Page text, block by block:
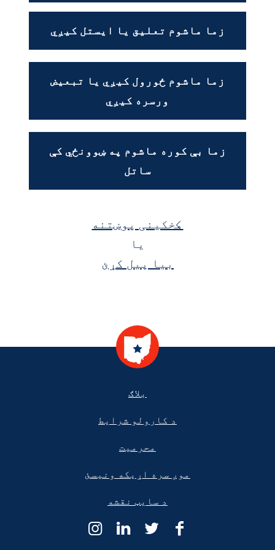
زما ماشوم تعلیق یا ایستل کیږي
زما ماشوم ځورول کیږي یا تبعیض
ورسره کیږي
زما بې کوره ماشوم په ښوونځي کې
ساتل
مخکینی پوښتنه
یا
بیا پیل کړئ
بلاګ
د کارولو شرایط
محرمیت
موږ سره اړیکه ونیسئ
د سایټ نقشه
د
د
د
د